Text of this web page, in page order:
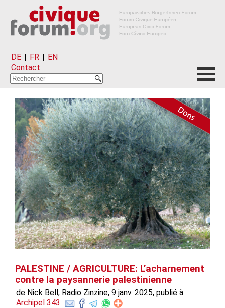
DE | FR | EN
Contact
PALESTINE / AGRICULTURE: L’acharnement
contre la paysannerie palestinienne
de Nick Bell, Radio Zinzine, 9 janv. 2025, publié à
Archipel 343